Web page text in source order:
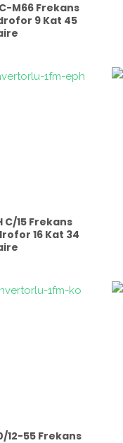
C-M66 Frekans
9 Kat 45
C/15 Frekans
16 Kat 34
12-55 Frekans